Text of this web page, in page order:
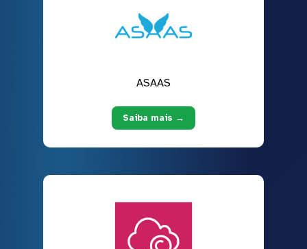
ASAAS
Saiba mais →